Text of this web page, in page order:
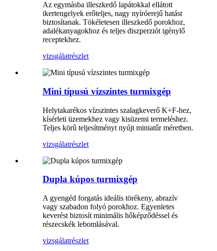
Az egymásba illeszkedő lapátokkal ellátott
ikertengelyek erőteljes, nagy nyíróerejű hatást
biztosítanak. Tökéletesen illeszkedő porokhoz,
adalékanyagokhoz és teljes diszperziót igénylő
receptekhez.
vizsgálatrészlet
Mini típusú vízszintes turmixgép
Helytakarékos vízszintes szalagkeverő K+F-hez,
kísérleti üzemekhez vagy kisüzemi termeléshez.
Teljes körű teljesítményt nyújt miniatűr méretben.
vizsgálatrészlet
Dupla kúpos turmixgép
A gyengéd forgatás ideális törékeny, abrazív
vagy szabadon folyó porokhoz. Egyenletes
keverést biztosít minimális hőképződéssel és
részecskék lebomlásával.
vizsgálatrészlet